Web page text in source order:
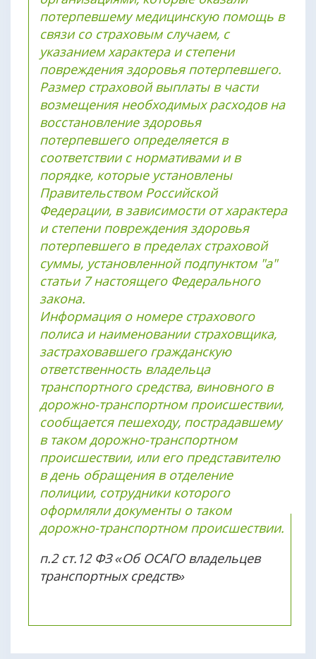
потерпевшему медицинскую помощь в
связи со страховым случаем, с
указанием характера и степени
повреждения здоровья потерпевшего.
Размер страховой выплаты в части
возмещения необходимых расходов на
восстановление здоровья
потерпевшего определяется в
соответствии с нормативами и в
порядке, которые установлены
Правительством Российской
Федерации, в зависимости от характера
и степени повреждения здоровья
потерпевшего в пределах страховой
суммы, установленной подпунктом "а"
статьи 7 настоящего Федерального
закона.
Информация о номере страхового
полиса и наименовании страховщика,
застраховавшего гражданскую
ответственность владельца
транспортного средства, виновного в
дорожно-транспортном происшествии,
сообщается пешеходу, пострадавшему
в таком дорожно-транспортном
происшествии, или его представителю
в день обращения в отделение
полиции, сотрудники которого
оформляли документы о таком
дорожно-транспортном происшествии.
п.2 ст.12 ФЗ «Об ОСАГО владельцев
транспортных средств»